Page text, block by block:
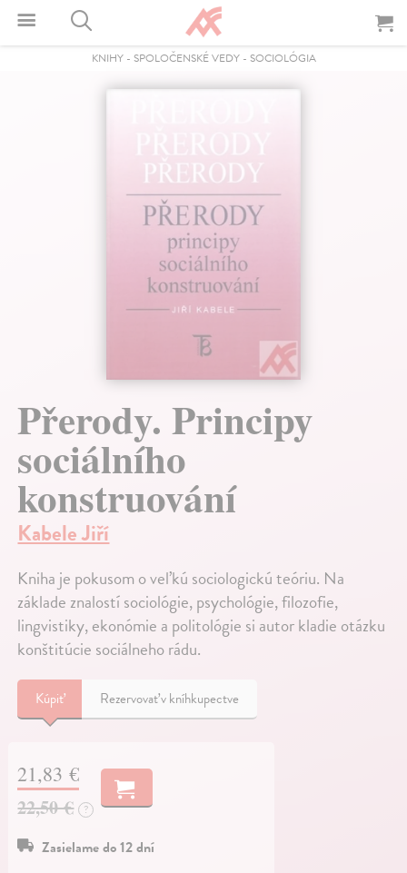
KNIHY- SPOLOČENSKÉ VEDY- SOCIOLÓGIA
Přerody. Principy
sociálního
konstruování
Kabele Jiří
Kniha je pokusom o veľkú sociologickú teóriu. Na
základe znalostí sociológie, psychológie, filozofie,
lingvistiky, ekonómie a politológie si autor kladie otázku
konštitúcie sociálneho rádu.
Kúpiť Rezervovať v kníhkupectve
21,83 €
22,50 €
?
Zasielame do 12 dní